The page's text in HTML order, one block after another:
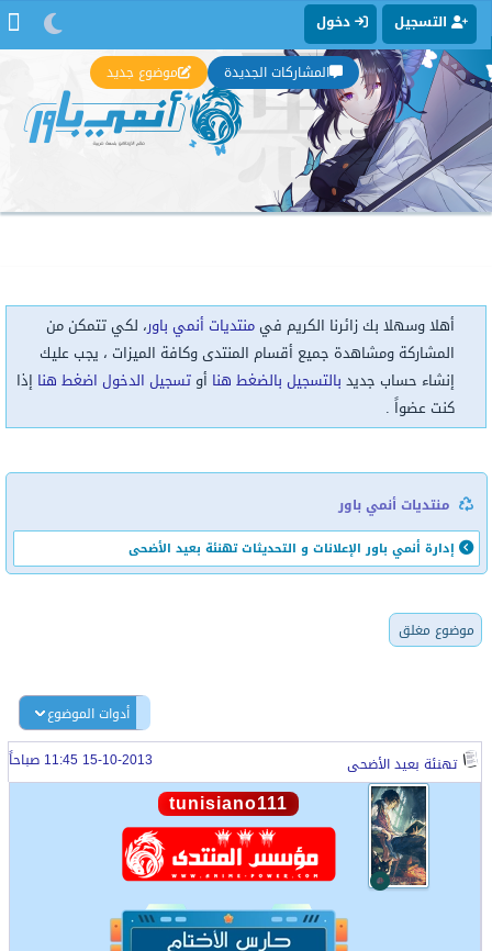
التسجيل دخول
المشاركات الجديدة موضوع جديد
أهلا وسهلا بك زائرنا الكريم فيمنتديات أنمي باور، لكي تتمكن من
المشاركة ومشاهدة جميع أقسام المنتدى وكافة الميزات ، يجب عليك
إنشاء حساب جديد بالتسجيل بالضغط هنا أوتسجيل الدخول اضغط هنا إذا
كنت عضواً .
منتديات أنمي باور
إدارة أنمي باور الإعلانات و التحديثات تهنئة بعيد الأضحى
موضوع مغلق
أدوات الموضوع
تهنئة بعيد الأضحى 15-10-2013 11:45 صباحاً
tunisiano111